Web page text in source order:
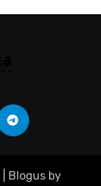
Blogusby